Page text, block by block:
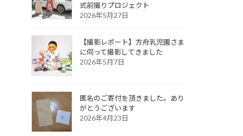
式前撮りプロジェクト
2026年5月27日
【撮影レポート】方舟乳児園さま
に伺って撮影してきました
2026年5月7日
匿名のご寄付を頂きました。あり
がとうございます
2026年4月23日